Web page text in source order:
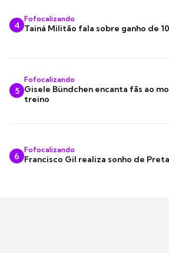
4
Fofocalizando
Tainá Militão fala sobre ganho de
5
Fofocalizando
Gisele Bündchen encanta fãs ao
treino
6
Fofocalizando
Francisco Gil realiza sonho de